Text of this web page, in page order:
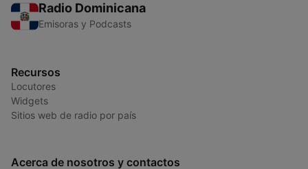
Radio Dominicana
Emisoras y Podcasts
Recursos
Locutores
Widgets
Sitios web de radio por país
Acerca de nosotros y contactos